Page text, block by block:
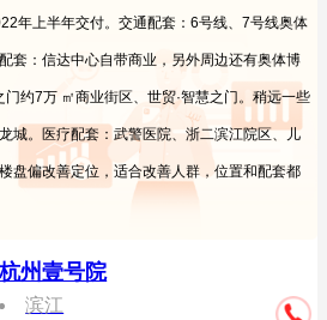
年上半年交付。交通配套：6号线、7号线奥体
套：信达中心自带商业，另外周边还有奥体博
约7万 ㎡商业街区、世贸·智慧之门。稍远一些
城。医疗配套：武警医院、浙二滨江院区、儿
盘偏改善定位，适合改善人群，位置和配套都
杭州壹号院
滨江